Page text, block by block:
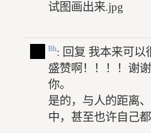
试图画出来.jpg
Bh: 回复 我本来可以
盛赞啊！！！！谢
你。
是的，与人的距离
中，甚至也许自己